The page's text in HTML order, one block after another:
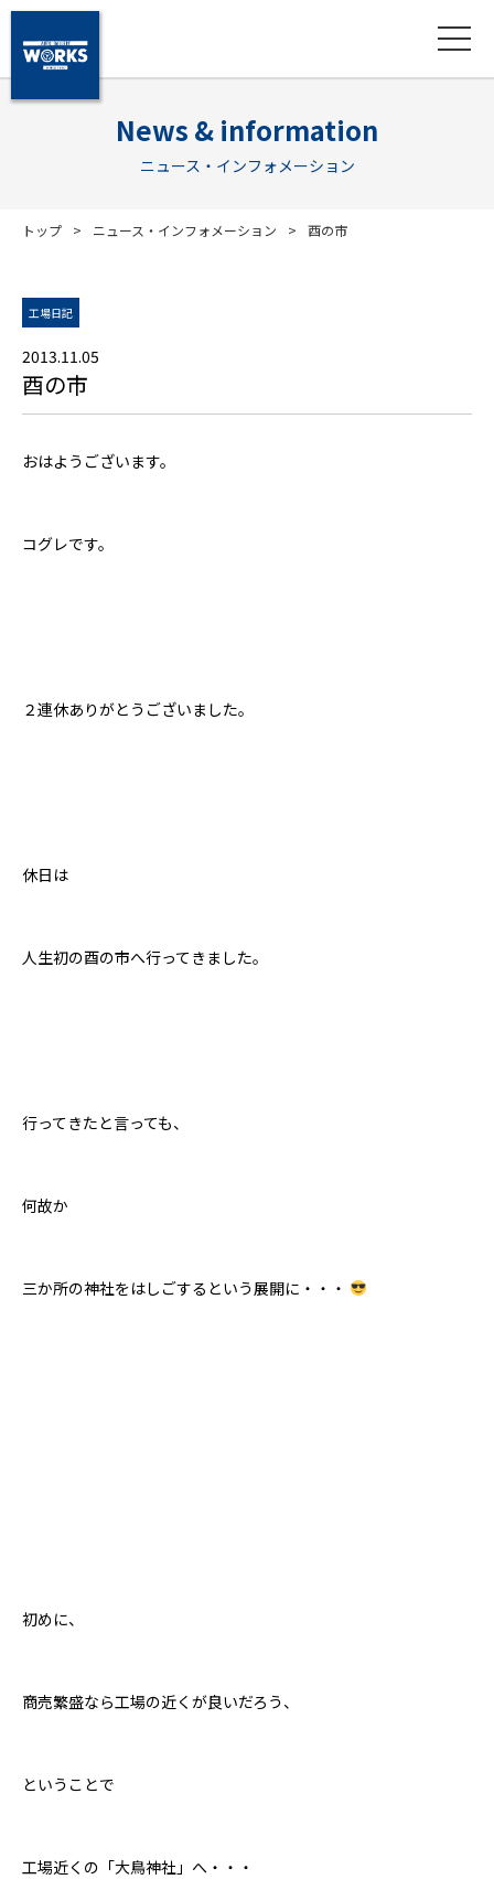
News & information
ニュース・インフォメーション
トップ ニュース・インフォメーション 酉の市
工場日記
2013.11.05
酉の市
おはようございます。
コグレです。
２連休ありがとうございました。
休日は
人生初の酉の市へ行ってきました。
行ってきたと言っても、
何故か
三か所の神社をはしごするという展開に・・・
初めに、
商売繁盛なら工場の近くが良いだろう、
ということで
工場近くの「大鳥神社」へ・・・